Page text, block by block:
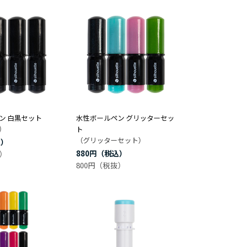
白黒セット
水性ボールペン グリッターセッ
ト
（グリッターセット）
880円
800円